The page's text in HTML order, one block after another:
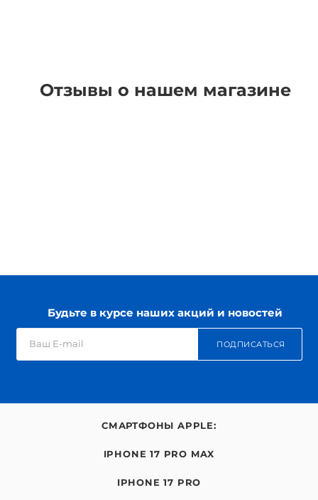
Отзывы о нашем магазине
Будьте в курсе наших акций и новостей
ПОДПИСАТЬСЯ
СМАРТФОНЫ APPLE:
IPHONE 17 PRO MAX
IPHONE 17 PRO